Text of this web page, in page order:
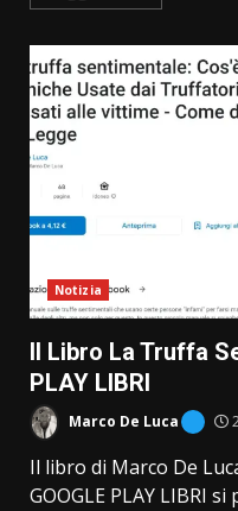
Notizia
Il Libro La Truffa
PLAY LIBRI
Marco De Luca
Il libro di Marco De
GOOGLE PLAY LIBRI